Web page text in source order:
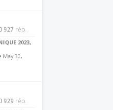
927
2023,
May 30,
929